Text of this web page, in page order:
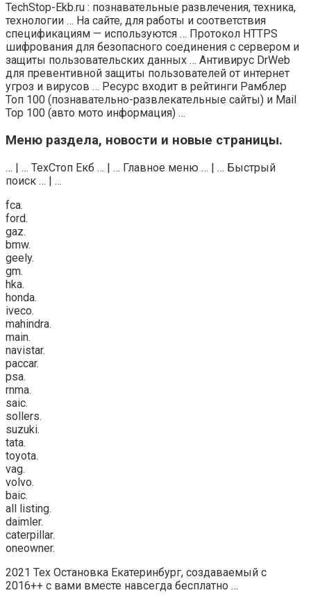
TechStop-Ekb.ru : познавательные развлечения, техника,
технологии … На сайте, для работы и соответствия
спецификациям — используются … Протокол HTTPS
шифрования для безопасного соединения с сервером и
защиты пользовательских данных … Антивирус DrWeb
для превентивной защиты пользователей от интернет
угроз и вирусов … Ресурс входит в рейтинги Рамблер
Топ 100 (познавательно-развлекательные сайты) и Mail
Top 100 (авто мото информация) …
Меню раздела, новости и новые страницы.
… | … ТехСтоп Екб … | … Главное меню … | … Быстрый
поиск … | …
fca.
ford.
gaz.
bmw.
geely.
gm.
hka.
honda.
iveco.
mahindra.
main.
navistar.
paccar.
psa.
rnma.
saic.
sollers.
suzuki.
tata.
toyota.
vag.
volvo.
baic.
all listing.
daimler.
caterpillar.
oneowner.
2021 Тех Остановка Екатеринбург, создаваемый с
2016++ с вами вместе навсегда бесплатно …